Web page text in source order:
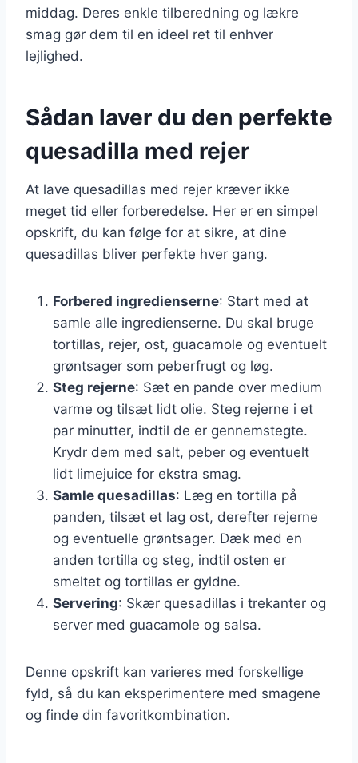
middag. Deres enkle tilberedning og lækre
smag gør dem til en ideel ret til enhver
lejlighed.
Sådan laver du den perfekte
quesadilla med rejer
At lave quesadillas med rejer kræver ikke
meget tid eller forberedelse. Her er en simpel
opskrift, du kan følge for at sikre, at dine
quesadillas bliver perfekte hver gang.
Forbered ingredienserne: Start med at
samle alle ingredienserne. Du skal bruge
tortillas, rejer, ost, guacamole og eventuelt
grøntsager som peberfrugt og løg.
Steg rejerne: Sæt en pande over medium
varme og tilsæt lidt olie. Steg rejerne i et
par minutter, indtil de er gennemstegte.
Krydr dem med salt, peber og eventuelt
lidt limejuice for ekstra smag.
Samle quesadillas: Læg en tortilla på
panden, tilsæt et lag ost, derefter rejerne
og eventuelle grøntsager. Dæk med en
anden tortilla og steg, indtil osten er
smeltet og tortillas er gyldne.
Servering: Skær quesadillas i trekanter og
server med guacamole og salsa.
Denne opskrift kan varieres med forskellige
fyld, så du kan eksperimentere med smagene
og finde din favoritkombination.